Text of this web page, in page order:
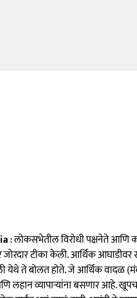
: लोकसभेतील विरोधी पक्षनेते आणि
जोरदार टीका केली. आर्थिक
येथे ते बोलत होते. जे आर्थिक वादळ
लहान व्यापाऱ्यांना बसणार आहे.